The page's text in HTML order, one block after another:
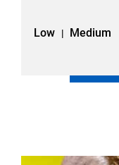
Low | Medium